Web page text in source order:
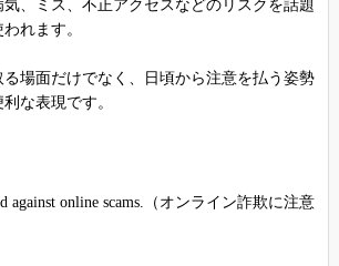
、ミス、不正アクセスなどのリスクを話題
れます。
場面だけでなく、日頃から注意を払う姿勢
な表現です。
against online scams.（オンライン詐欺に注意